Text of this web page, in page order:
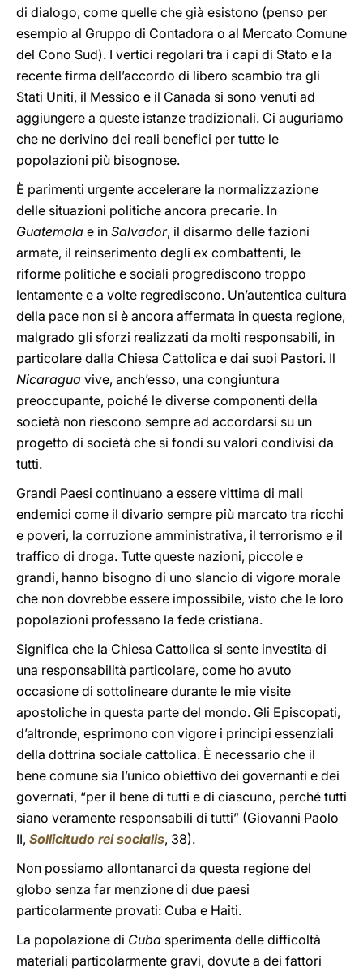
di dialogo, come quelle che già esistono (penso per
esempio al Gruppo di Contadora o al Mercato Comune
del Cono Sud). I vertici regolari tra i capi di Stato e la
recente firma dell’accordo di libero scambio tra gli
Stati Uniti, il Messico e il Canada si sono venuti ad
aggiungere a queste istanze tradizionali. Ci auguriamo
che ne derivino dei reali benefici per tutte le
popolazioni più bisognose.
È parimenti urgente accelerare la normalizzazione
delle situazioni politiche ancora precarie. In
Guatemala e in Salvador, il disarmo delle fazioni
armate, il reinserimento degli ex combattenti, le
riforme politiche e sociali progrediscono troppo
lentamente e a volte regrediscono. Un’autentica cultura
della pace non si è ancora affermata in questa regione,
malgrado gli sforzi realizzati da molti responsabili, in
particolare dalla Chiesa Cattolica e dai suoi Pastori. Il
Nicaragua vive, anch’esso, una congiuntura
preoccupante, poiché le diverse componenti della
società non riescono sempre ad accordarsi su un
progetto di società che si fondi su valori condivisi da
tutti.
Grandi Paesi continuano a essere vittima di mali
endemici come il divario sempre più marcato tra ricchi
e poveri, la corruzione amministrativa, il terrorismo e il
traffico di droga. Tutte queste nazioni, piccole e
grandi, hanno bisogno di uno slancio di vigore morale
che non dovrebbe essere impossibile, visto che le loro
popolazioni professano la fede cristiana.
Significa che la Chiesa Cattolica si sente investita di
una responsabilità particolare, come ho avuto
occasione di sottolineare durante le mie visite
apostoliche in questa parte del mondo. Gli Episcopati,
d’altronde, esprimono con vigore i principi essenziali
della dottrina sociale cattolica. È necessario che il
bene comune sia l’unico obiettivo dei governanti e dei
governati, “per il bene di tutti e di ciascuno, perché tutti
siano veramente responsabili di tutti” (Giovanni Paolo
II, Sollicitudo rei socialis, 38).
Non possiamo allontanarci da questa regione del
globo senza far menzione di due paesi
particolarmente provati: Cuba e Haiti.
La popolazione di Cuba sperimenta delle difficoltà
materiali particolarmente gravi, dovute a dei fattori